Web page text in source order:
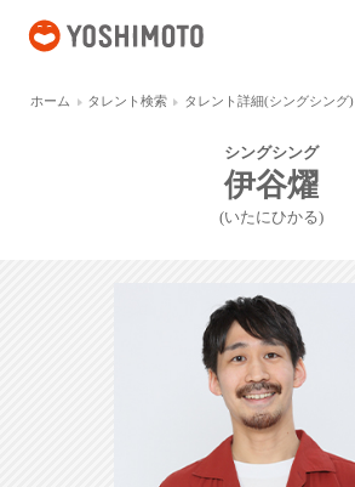
ホーム タレント検索 タレント詳細(シングシング)
シングシング
伊谷燿
(いたにひかる)